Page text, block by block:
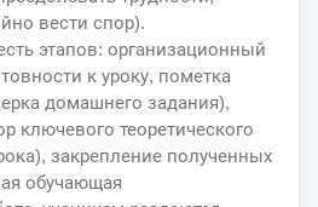
вести спор).
этапов: организационный
к уроку, пометка
домашнего задания),
ключевого теоретического
закрепление полученных
обучающая